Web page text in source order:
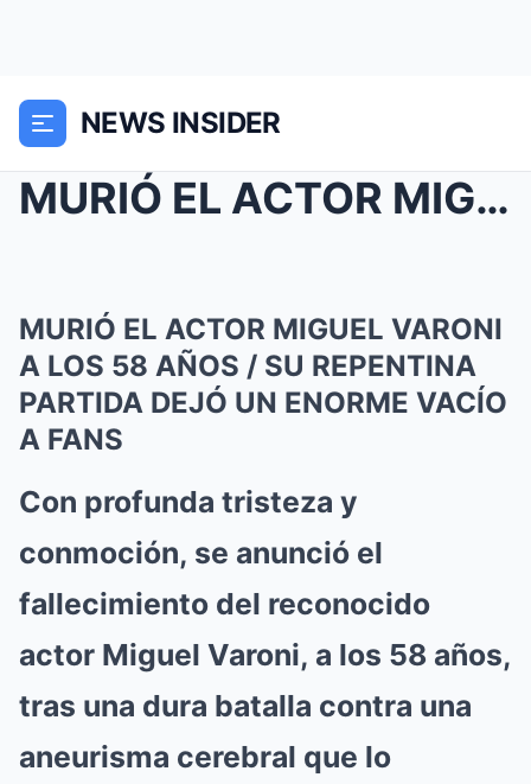
NEWS INSIDER
MURIÓ EL ACTOR MIGUEL VARONI A LOS 58 AÑOS / SU RE...
MURIÓ EL ACTOR MIGUEL VARONI
A LOS 58 AÑOS / SU REPENTINA
PARTIDA DEJÓ UN ENORME VACÍO
A FANS
Con profunda tristeza y
conmoción, se anunció el
fallecimiento del reconocido
actor Miguel Varoni, a los 58 años,
tras una dura batalla contra una
aneurisma cerebral que lo